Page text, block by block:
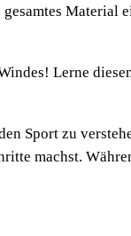
Material
Lerne
Sport zu
machst.